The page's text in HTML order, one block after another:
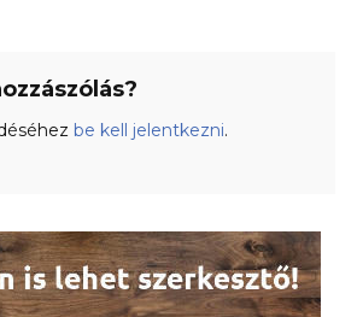
be kell jelentkezni.